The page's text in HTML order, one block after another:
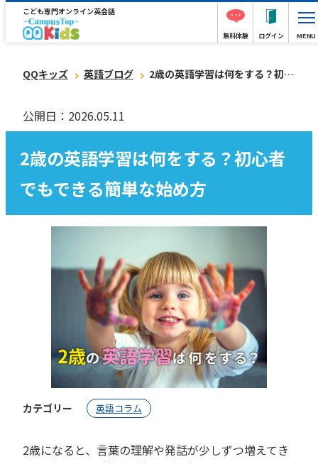
こども専門オンライン英会話
無料体験 ログイン MENU
QQキッズ 英語ブログ 2歳の英語学習は何をする？初心者でもできる簡単な始め方
公開日：2026.05.11
2歳の英語学習は何をする？初心者
でもできる簡単な始め方
カテゴリー 英語コラム
2歳になると、言葉の理解や発話が少しずつ増えてき